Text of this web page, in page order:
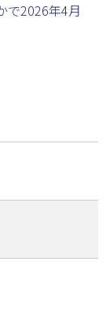
で2026年4月